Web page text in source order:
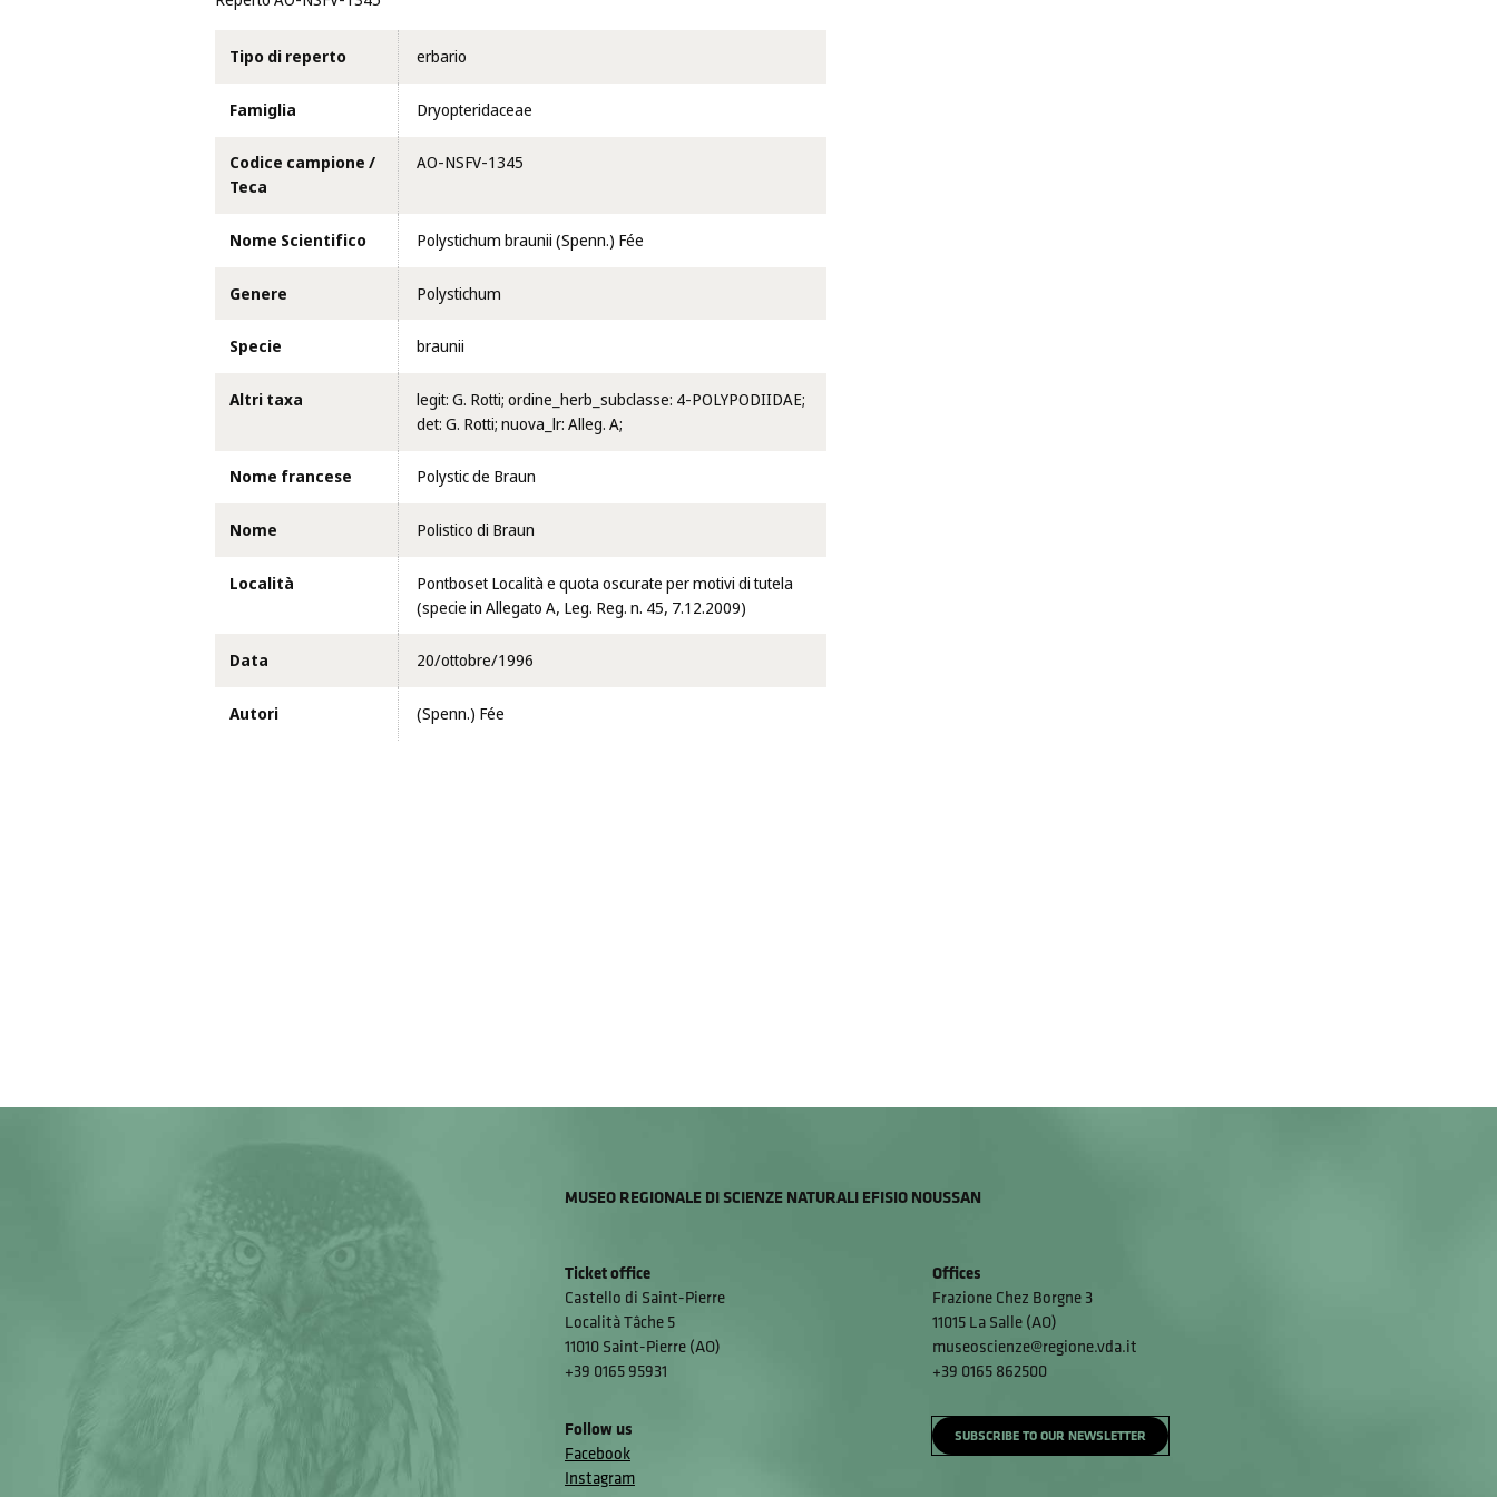
Tipo di reperto erbario
Famiglia Dryopteridaceae
Codice campione /
Teca
AO-NSFV-1345
Nome Scientifico Polystichum braunii (Spenn.) Fée
Genere Polystichum
Specie braunii
Altri taxa
legit: G. Rotti; ordine_herb_subclasse: 4-POLYPODIIDAE;
det: G. Rotti; nuova_lr: Alleg. A;
Nome francese Polystic de Braun
Nome Polistico di Braun
Località
Pontboset Località e quota oscurate per motivi di tutela
(specie in Allegato A, Leg. Reg. n. 45, 7.12.2009)
Data 20/ottobre/1996
Autori (Spenn.) Fée
MUSEO REGIONALE DI SCIENZE NATURALI EFISIO NOUSSAN
Ticket office
Castello di Saint-Pierre
Località Tâche 5
11010 Saint-Pierre (AO)
+39 0165 95931
Offices
Frazione Chez Borgne 3
11015 La Salle (AO)
museoscienze@regione.vda.it
+39 0165 862500
Follow us
Facebook
Instagram
SUBSCRIBE TO OUR NEWSLETTER